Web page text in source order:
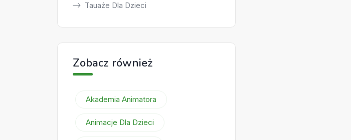
Tauaże Dla Dzieci
Zobacz również
Akademia Animatora
Animacje Dla Dzieci